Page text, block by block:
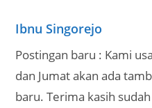
Ibnu Singorejo
Postingan baru : Kami
dan Jumat akan ada
baru. Terima kasih